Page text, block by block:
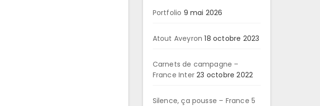
Portfolio 9 mai 2026
Atout Aveyron 18 octobre 2023
Carnets de campagne –
France Inter 23 octobre 2022
Silence, ça pousse – France 5